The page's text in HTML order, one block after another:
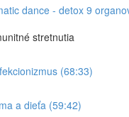
dance - detox 9
stretnutia
(68:33)
a dieťa (59:42)